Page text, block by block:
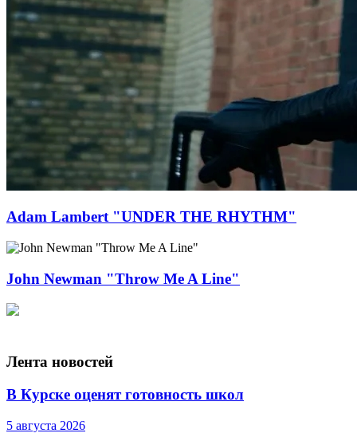
Adam Lambert "UNDER THE RHYTHM"
John Newman "Throw Me A Line"
Лента новостей
В Курске оценят готовность школ
5 августа 2026